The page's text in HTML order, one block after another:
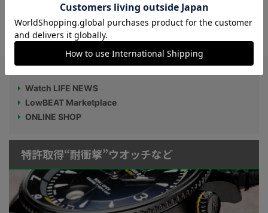
刻がわからない!?ミニマルデザインの注目
コラボウオッチを検証
Watch LIFE NEWS
LowBEAT Marketplace
ONLINE SHOP
特許取得“耐衝撃”ウオッチなど